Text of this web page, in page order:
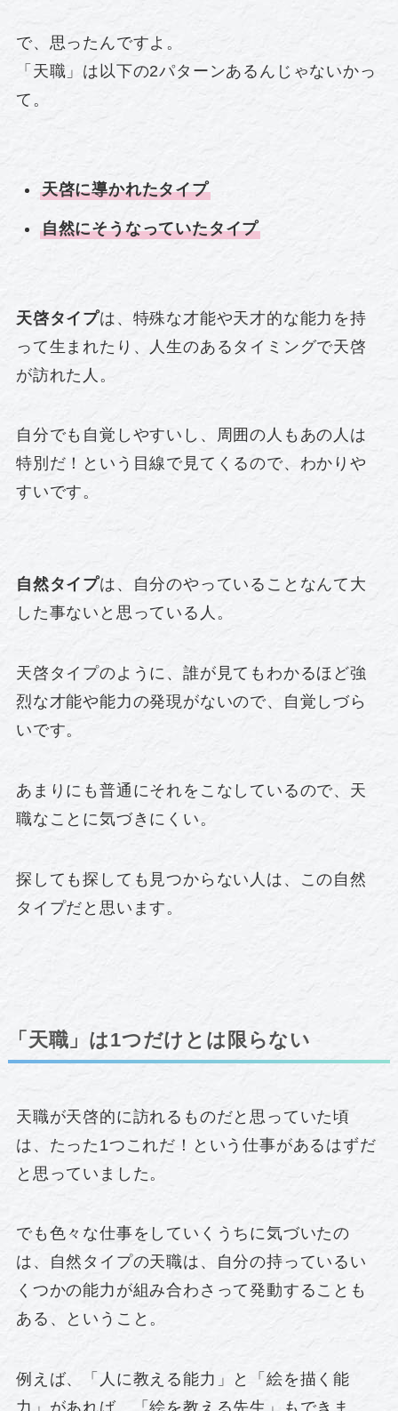
で、思ったんですよ。
「天職」は以下の2パターンあるんじゃないかっ
て。
天啓に導かれたタイプ
自然にそうなっていたタイプ
天啓タイプは、特殊な才能や天才的な能力を持
って生まれたり、人生のあるタイミングで天啓
が訪れた人。
自分でも自覚しやすいし、周囲の人もあの人は
特別だ！という目線で見てくるので、わかりや
すいです。
自然タイプは、自分のやっていることなんて大
した事ないと思っている人。
天啓タイプのように、誰が見てもわかるほど強
烈な才能や能力の発現がないので、自覚しづら
いです。
あまりにも普通にそれをこなしているので、天
職なことに気づきにくい。
探しても探しても見つからない人は、この自然
タイプだと思います。
「天職」は1つだけとは限らない
天職が天啓的に訪れるものだと思っていた頃
は、たった1つこれだ！という仕事があるはずだ
と思っていました。
でも色々な仕事をしていくうちに気づいたの
は、自然タイプの天職は、自分の持っているい
くつかの能力が組み合わさって発動することも
ある、ということ。
例えば、「人に教える能力」と「絵を描く能